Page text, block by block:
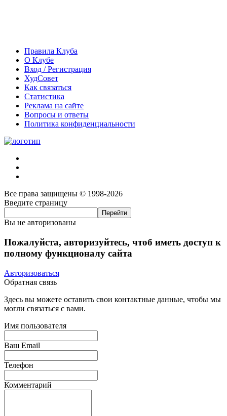
Правила Клуба
О Клубе
Вход / Регистрация
ХудСовет
Как связаться
Статистика
Реклама на сайте
Вопросы и ответы
Политика конфиденциальности
Все права защищены © 1998-2026
Введите страницу
Вы не авторизованы
Пожалуйста, авторизуйтесь, чтоб иметь доступ к
полному функционалу сайта
Авторизоваться
Обратная связь
Здесь вы можете оставить свои контактные данные, чтобы мы
могли связаться с вами.
Имя пользователя
Ваш Email
Телефон
Комментарий